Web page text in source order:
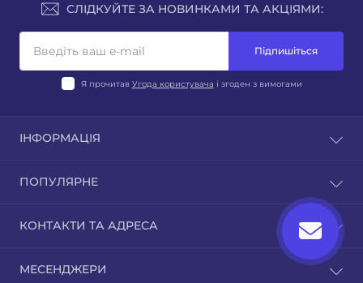
СЛІДКУЙТЕ ЗА НОВИНКАМИ ТА АКЦІЯМИ:
Підпишіться
Я прочитав Угода користувача і згоден з вимогами
ІНФОРМАЦІЯ
Відгуки
Повернення товару
Виробники
ПОПУЛЯРНЕ
Стерилізаційне, дезінфекційне, очисне обладнання
Бактерицидні лампи, опромінювачі, рециркулятори,
Медичні меблі
КОНТАКТИ ТА АДРЕСА
МЕСЕНДЖЕРИ